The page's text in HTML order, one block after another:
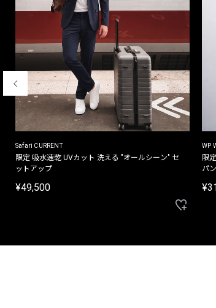
Safari CURRENT
限定 吸水速乾 UVカット 洗える "オールシーン" セ
ットアップ
¥49,500
WP
限
パ